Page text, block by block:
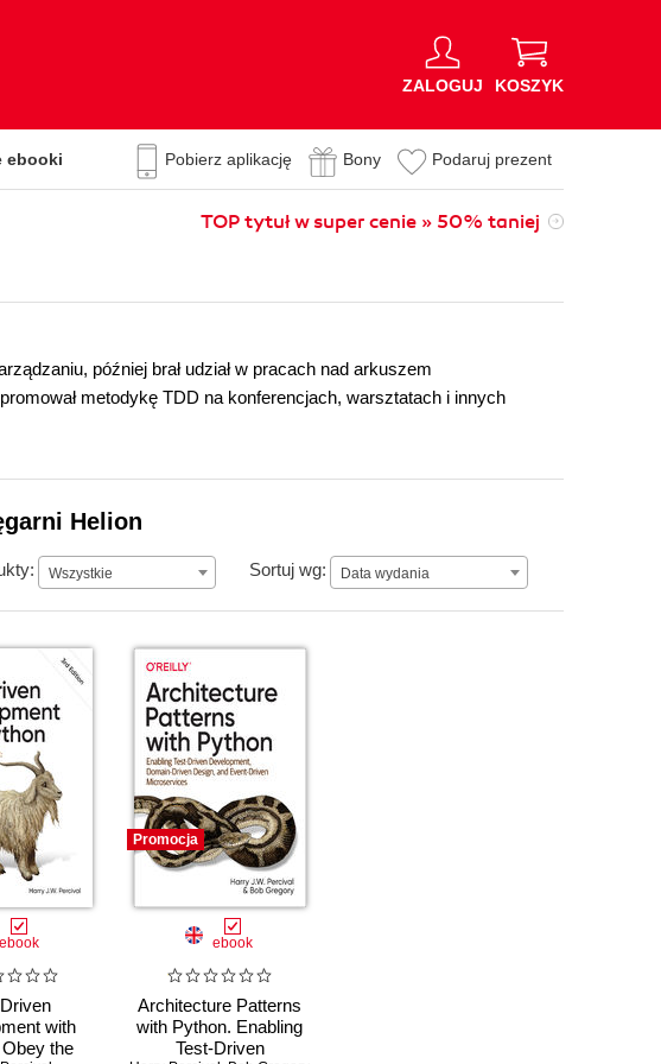
ZALOGUJ KOSZYK
ebooki Pobierz aplikację Bony Podaruj prezent
TOP tytuł w super cenie » 50% taniej
później brał udział w pracach nad arkuszem
metodykę TDD na konferencjach, warsztatach i innych
Helion
Wszystkie Sortuj wg: Data wydania
Data wydania
ebook
with
the
Promocja
ebook
Architecture Patterns
with Python. Enabling
Test-Driven